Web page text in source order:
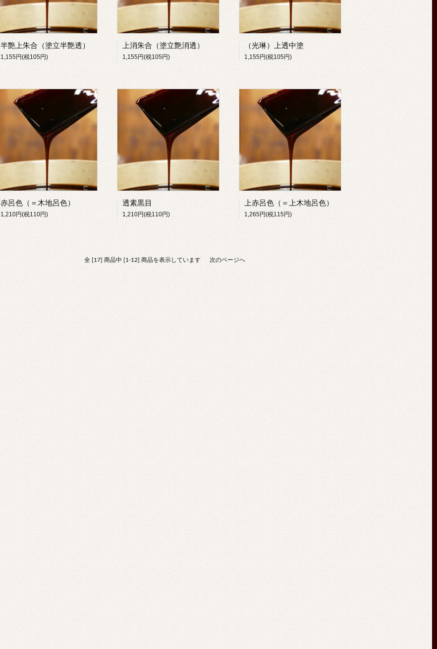
半艶上朱合（塗立半艶透）
1,155円(税105円)
上消朱合（塗立艶消透）
1,155円(税105円)
（光琳）上透中塗
1,155円(税105円)
赤呂色（＝木地呂色）
1,210円(税110円)
透素黒目
1,210円(税110円)
上赤呂色（＝上木地呂色）
1,265円(税115円)
全 [17] 商品中 [1-12] 商品を表示しています 次のページへ